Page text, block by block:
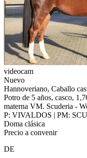
videocam
Nuevo
Hannoveriano, Caballo
Potro de 5 años, casco,
materna VM. Scuderia -
P: VIVALDOS | PM:
Doma clásica
Precio a convenir
DE